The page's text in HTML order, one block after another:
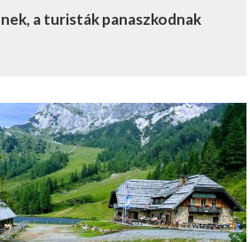
a turisták panaszkodnak